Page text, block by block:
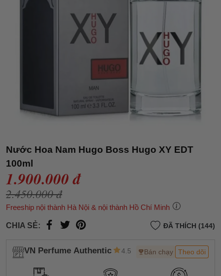
Nước Hoa Nam Hugo Boss Hugo XY EDT
100ml
1.900.000 đ
2.450.000 đ
Freeship nội thành Hà Nội & nội thành Hồ Chí Minh
CHIA SẺ: ĐÃ THÍCH (144)
VN Perfume Authentic 4.5 Bán chạy Theo dõi